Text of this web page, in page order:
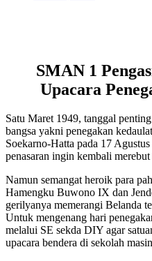
SMAN 1
Upacara
Satu Maret 1949, tanggal
bangsa yakni penegakan
Soekarno-Hatta pada 17
penasaran ingin kembali
Namun semangat heroik para
Hamengku Buwono IX dan
gerilyanya memerangi Belanda
Untuk mengenang hari
melalui SE sekda DIY agar
upacara bendera di sekolah